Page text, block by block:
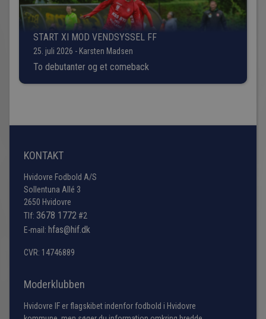
START XI MOD VENDSYSSEL FF
25. juli 2026 - Karsten Madsen
To debutanter og et comeback
KONTAKT
Hvidovre Fodbold A/S
Sollentuna Allé 3
2650 Hvidovre
Tlf: 3678 1772 #2
E-mail: hfas@hif.dk
CVR: 14746889
Moderklubben
Hvidovre IF er flagskibet indenfor fodbold i Hvidovre